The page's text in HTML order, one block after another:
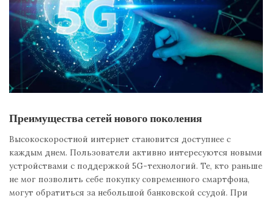
Преимущества сетей нового поколения
Высокоскоростной интернет становится доступнее с
каждым днем. Пользователи активно интересуются новыми
устройствами с поддержкой 5G-технологий. Те, кто раньше
не мог позволить себе покупку современного смартфона,
могут обратиться за небольшой банковской ссудой. При